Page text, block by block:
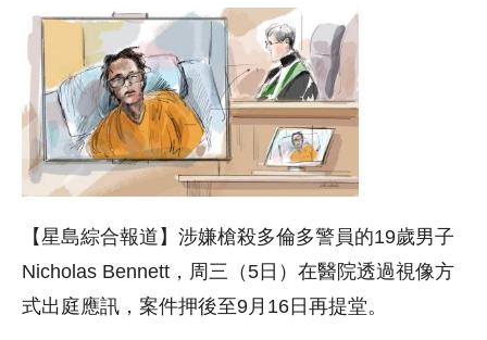
【星島綜合報道】涉嫌槍殺多倫多警員的19歲男子
Nicholas Bennett，周三（5日）在醫院透過視像方
式出庭應訊，案件押後至9月16日再提堂。